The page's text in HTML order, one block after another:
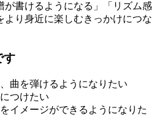
が書けるようになる」「リズム感
より身近に楽しむきっかけにつな
す
曲を弾けるようになりたい
つけたい
イメージができるようになりた